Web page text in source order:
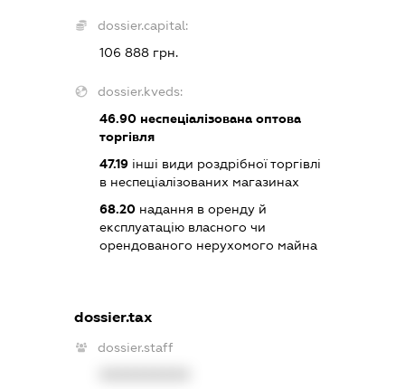
dossier.capital:
106 888 грн.
dossier.kveds:
46.90 неспеціалізована оптова
торгівля
47.19 інші види роздрібної торгівлі
в неспеціалізованих магазинах
68.20 надання в оренду й
експлуатацію власного чи
орендованого нерухомого майна
dossier.tax
dossier.staff